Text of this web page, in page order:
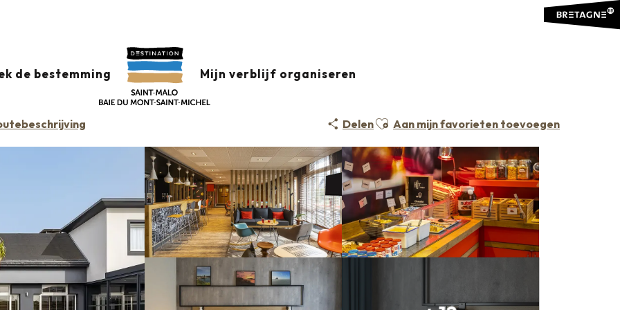
de bestemming Mijn verblijf organiseren
DelenAjouter aux favoris
Aan mijn favorieten toevoegen